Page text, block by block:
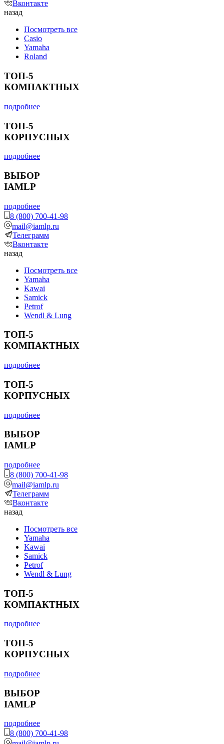
Вконтакте
назад
Посмотреть все
Casio
Yamaha
Roland
ТОП-5
КОМПАКТНЫХ
подробнее
ТОП-5
КОРПУСНЫХ
подробнее
ВЫБОР
IAMLP
подробнее
8 (800) 700-41-98
mail@iamlp.ru
Телеграмм
Вконтакте
назад
Посмотреть все
Yamaha
Kawai
Samick
Petrof
Wendl & Lung
ТОП-5
КОМПАКТНЫХ
подробнее
ТОП-5
КОРПУСНЫХ
подробнее
ВЫБОР
IAMLP
подробнее
8 (800) 700-41-98
mail@iamlp.ru
Телеграмм
Вконтакте
назад
Посмотреть все
Yamaha
Kawai
Samick
Petrof
Wendl & Lung
ТОП-5
КОМПАКТНЫХ
подробнее
ТОП-5
КОРПУСНЫХ
подробнее
ВЫБОР
IAMLP
подробнее
8 (800) 700-41-98